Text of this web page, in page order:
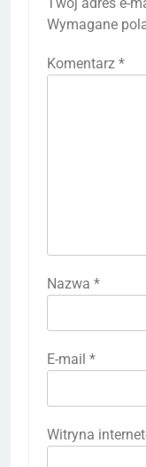
Wymagane
Komentarz *
Nazwa *
E-mail *
Witryna